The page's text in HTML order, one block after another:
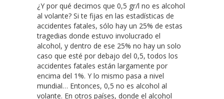
¿Y por qué decimos que 0,5 gr/l no es alcohol
al volante? Si te fijas en las estadísticas de
accidentes fatales, sólo hay un 25% de estas
tragedias donde estuvo involucrado el
alcohol, y dentro de ese 25% no hay un solo
caso que esté por debajo del 0,5, todos los
accidentes fatales están largamente por
encima del 1%. Y lo mismo pasa a nivel
mundial… Entonces, 0,5 no es alcohol al
volante. En otros países, donde el alcohol